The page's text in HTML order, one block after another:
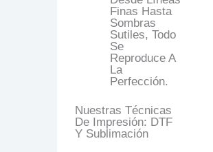
Finas Hasta
Sombras
Sutiles, Todo
Se
Reproduce A
La
Perfección.
Nuestras Técnicas
De Impresión: DTF
Y Sublimación